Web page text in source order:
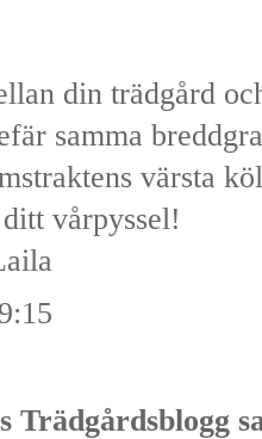
din trädgård
samma
värsta
vårpyssel!
Trädgårdsblogg